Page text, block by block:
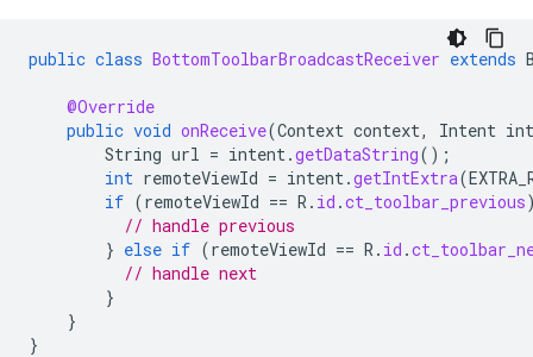
public class BottomToolbarBroadcastReceiver extends
@Override
public void onReceive(Context context, Intent
String url = intent .getDataString();
int remoteViewId = intent .getIntExtra(
if (remoteViewId == R . id .ct_toolbar_previous
// handle previous
} else if (remoteViewId == R . id .
// handle next
}
}
}